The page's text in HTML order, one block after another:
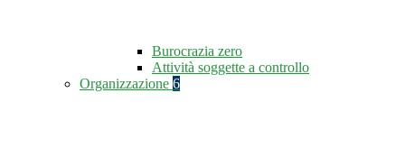
Burocrazia zero
Attività soggette a controllo
Organizzazione 6